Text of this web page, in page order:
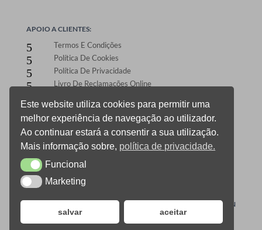
APOIO A CLIENTES:
5 Termos E Condições
5 Política De Cookies
5 Política De Privacidade
5 Livro De Reclamações Online
ÁREA DE CLIENTES:
5 Registo E Login
5 Carrinho De Compras
5 CheckOut
5 Gestão De Encomendas
ONEPRINT © 2021 TODOS OS DIREITOS RESERVADOS –
DESIGN
Este website utiliza cookies para permitir uma
melhor experiência de navegação ao utilizador.
Ao continuar estará a consentir a sua utilização.
Mais informação sobre, política de privacidade.
FuncionalFuncional
MarketingMarketing
salvar aceitar